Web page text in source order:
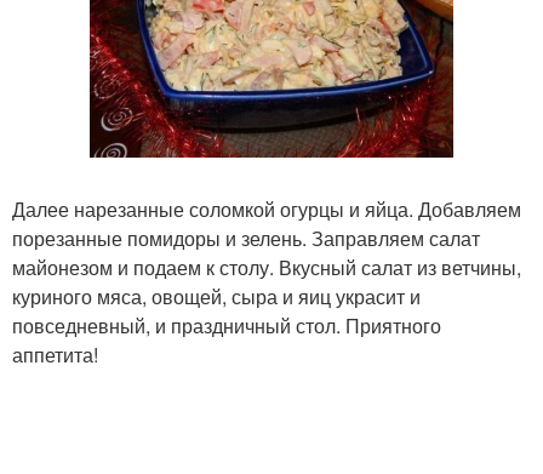
Далее нарезанные соломкой огурцы и яйца. Добавляем
порезанные помидоры и зелень. Заправляем салат
майонезом и подаем к столу. Вкусный салат из ветчины,
куриного мяса, овощей, сыра и яиц украсит и
повседневный, и праздничный стол. Приятного
аппетита!